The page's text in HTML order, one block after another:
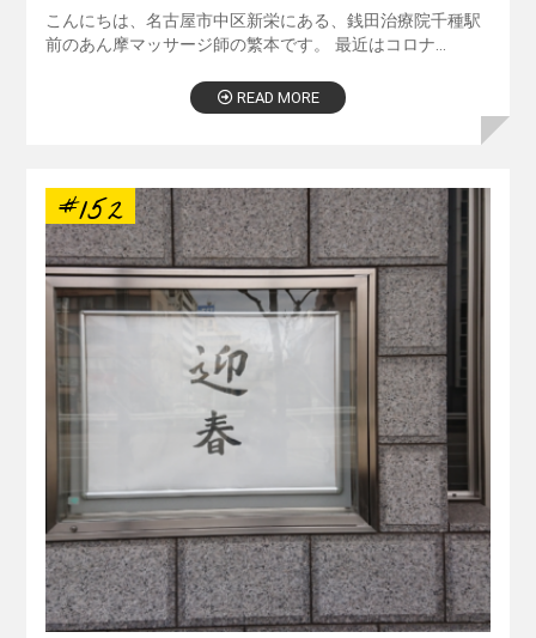
こんにちは、名古屋市中区新栄にある、銭田治療院千種駅
前のあん摩マッサージ師の繁本です。 最近はコロナ…
READ MORE
#152